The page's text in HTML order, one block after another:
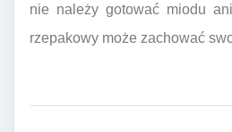
nie należy gotować miodu
rzepakowy może zachować